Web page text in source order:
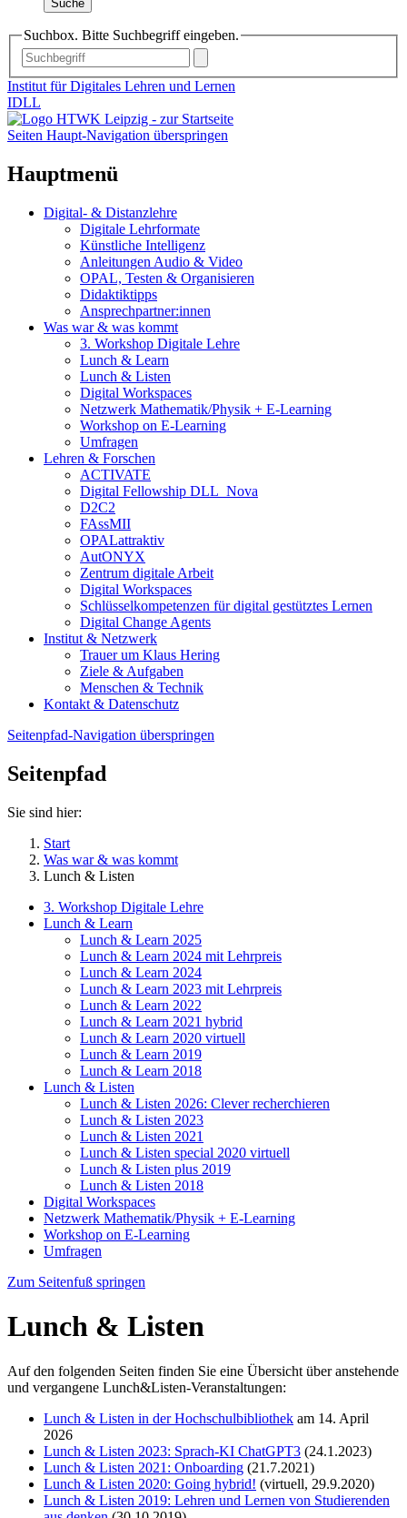
Suche
Suchbox. Bitte Suchbegriff eingeben.
Institut für Digitales Lehren und Lernen
IDLL
Seiten Haupt-Navigation überspringen
Hauptmenü
Digital- & Distanzlehre
Digitale Lehrformate
Künstliche Intelligenz
Anleitungen Audio & Video
OPAL, Testen & Organisieren
Didaktiktipps
Ansprechpartner:innen
Was war & was kommt
3. Workshop Digitale Lehre
Lunch & Learn
Lunch & Listen
Digital Workspaces
Netzwerk Mathematik/Physik + E-Learning
Workshop on E-Learning
Umfragen
Lehren & Forschen
ACTIVATE
Digital Fellowship DLL_Nova
D2C2
FAssMII
OPALattraktiv
AutONYX
Zentrum digitale Arbeit
Digital Workspaces
Schlüsselkompetenzen für digital gestütztes Lernen
Digital Change Agents
Institut & Netzwerk
Trauer um Klaus Hering
Ziele & Aufgaben
Menschen & Technik
Kontakt & Datenschutz
Seitenpfad-Navigation überspringen
Seitenpfad
Sie sind hier:
Start
Was war & was kommt
Lunch & Listen
3. Workshop Digitale Lehre
Lunch & Learn
Lunch & Learn 2025
Lunch & Learn 2024 mit Lehrpreis
Lunch & Learn 2024
Lunch & Learn 2023 mit Lehrpreis
Lunch & Learn 2022
Lunch & Learn 2021 hybrid
Lunch & Learn 2020 virtuell
Lunch & Learn 2019
Lunch & Learn 2018
Lunch & Listen
Lunch & Listen 2026: Clever recherchieren
Lunch & Listen 2023
Lunch & Listen 2021
Lunch & Listen special 2020 virtuell
Lunch & Listen plus 2019
Lunch & Listen 2018
Digital Workspaces
Netzwerk Mathematik/Physik + E-Learning
Workshop on E-Learning
Umfragen
Zum Seitenfuß springen
Lunch & Listen
Auf den folgenden Seiten finden Sie eine Übersicht über anstehende
und vergangene Lunch&Listen-Veranstaltungen:
Lunch & Listen in der Hochschulbibliothek am 14. April
2026
Lunch & Listen 2023: Sprach-KI ChatGPT3 (24.1.2023)
Lunch & Listen 2021: Onboarding (21.7.2021)
Lunch & Listen 2020: Going hybrid! (virtuell, 29.9.2020)
Lunch & Listen 2019: Lehren und Lernen von Studierenden